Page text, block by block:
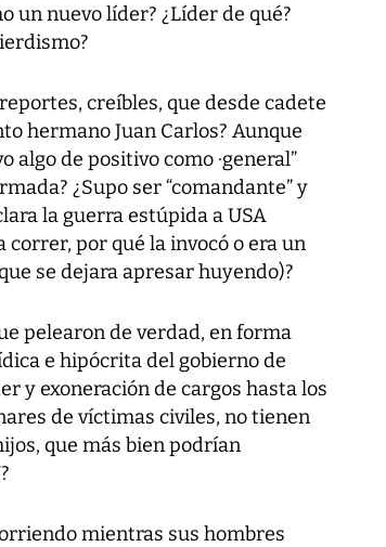
un nuevo líder? ¿Líder de qué?
creíbles, que desde cadete
hermano Juan Carlos? Aunque
algo de positivo como ·general”
¿Supo ser “comandante” y
la guerra estúpida a USA
correr, por qué la invocó o era un
se dejara apresar huyendo)?
pelearon de verdad, en forma
e hipócrita del gobierno de
y exoneración de cargos hasta los
de víctimas civiles, no tienen
que más bien podrían
mientras sus hombres